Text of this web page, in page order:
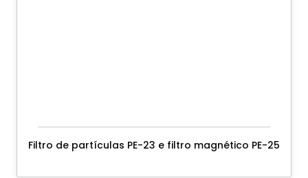
Filtro de partículas PE-23 e filtro magnético PE-25